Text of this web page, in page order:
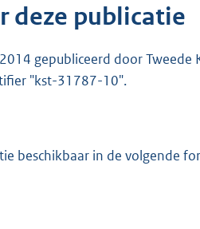
deze publicatie
gepubliceerd door
"kst-31787-10".
beschikbaar in de volgende